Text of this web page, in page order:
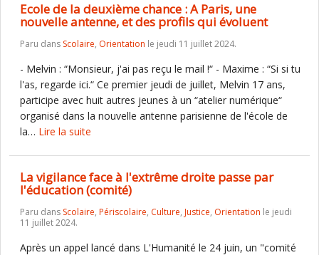
Ecole de la deuxième chance : A Paris, une
nouvelle antenne, et des profils qui évoluent
Paru dans Scolaire, Orientation le jeudi 11 juillet 2024.
- Melvin : “Monsieur, j'ai pas reçu le mail !“ - Maxime : “Si si tu
l'as, regarde ici.“ Ce premier jeudi de juillet, Melvin 17 ans,
participe avec huit autres jeunes à un “atelier numérique“
organisé dans la nouvelle antenne parisienne de l'école de
la… Lire la suite
La vigilance face à l'extrême droite passe par
l'éducation (comité)
Paru dans Scolaire, Périscolaire, Culture, Justice, Orientation le jeudi
11 juillet 2024.
Après un appel lancé dans L'Humanité le 24 juin, un "comité